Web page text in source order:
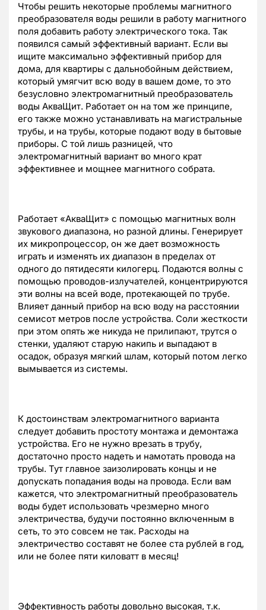
Чтобы решить некоторые проблемы магнитного
преобразователя воды решили в работу магнитного
поля добавить работу электрического тока. Так
появился самый эффективный вариант. Если вы
ищите максимально эффективный прибор для
дома, для квартиры с дальнобойным действием,
который умягчит всю воду в вашем доме, то это
безусловно электромагнитный преобразователь
воды АкваЩит. Работает он на том же принципе,
его также можно устанавливать на магистральные
трубы, и на трубы, которые подают воду в бытовые
приборы. С той лишь разницей, что
электромагнитный вариант во много крат
эффективнее и мощнее магнитного собрата.
Работает «АкваЩит» с помощью магнитных волн
звукового диапазона, но разной длины. Генерирует
их микропроцессор, он же дает возможность
играть и изменять их диапазон в пределах от
одного до пятидесяти килогерц. Подаются волны с
помощью проводов-излучателей, концентрируются
эти волны на всей воде, протекающей по трубе.
Влияет данный прибор на всю воду на расстоянии
семисот метров после устройства. Соли жесткости
при этом опять же никуда не прилипают, трутся о
стенки, удаляют старую накипь и выпадают в
осадок, образуя мягкий шлам, который потом легко
вымывается из системы.
К достоинствам электромагнитного варианта
следует добавить простоту монтажа и демонтажа
устройства. Его не нужно врезать в трубу,
достаточно просто надеть и намотать провода на
трубы. Тут главное заизолировать концы и не
допускать попадания воды на провода. Если вам
кажется, что электромагнитный преобразователь
воды будет использовать чрезмерно много
электричества, будучи постоянно включенным в
сеть, то это совсем не так. Расходы на
электричество составят не более ста рублей в год,
или не более пяти киловатт в месяц!
Эффективность работы довольно высокая, т.к.